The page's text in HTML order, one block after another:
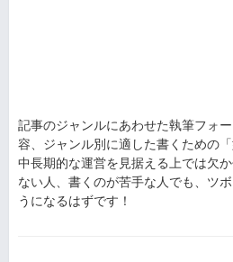
記事のジャンルにあわせた執筆フォ
容、ジャンル別に適した書くための
中長期的な運営を見据える上では欠
ない人、書くのが苦手な人でも、ツ
うになるはずです！